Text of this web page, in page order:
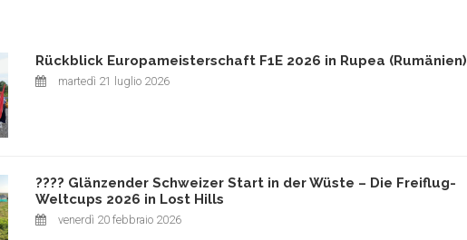
Rückblick Europameisterschaft F1E 2026 in Rupea (Rumänien)
martedì 21 luglio 2026
???? Glänzender Schweizer Start in der Wüste – Die Freiflug-
Weltcups 2026 in Lost Hills
venerdì 20 febbraio 2026